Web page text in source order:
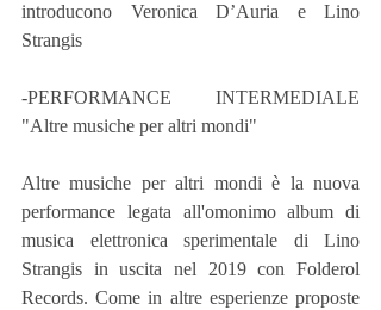
introducono Veronica D’Auria e Lino
Strangis
-PERFORMANCE INTERMEDIALE
"Altre musiche per altri mondi"
Altre musiche per altri mondi è la nuova
performance legata all'omonimo album di
musica elettronica sperimentale di Lino
Strangis in uscita nel 2019 con Folderol
Records. Come in altre esperienze proposte